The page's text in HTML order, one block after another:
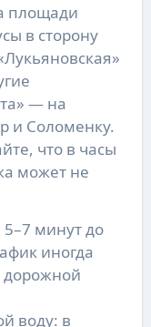
площади
в сторону
— на
и Соломенку.
что в часы
может не
5–7 минут до
иногда
дорожной
воду: в